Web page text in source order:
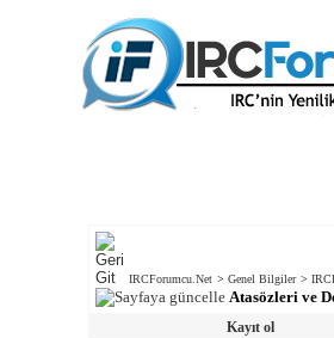
IRCForumcu.Net > Genel Bilgiler >
Atasözleri ve
Kayıt ol